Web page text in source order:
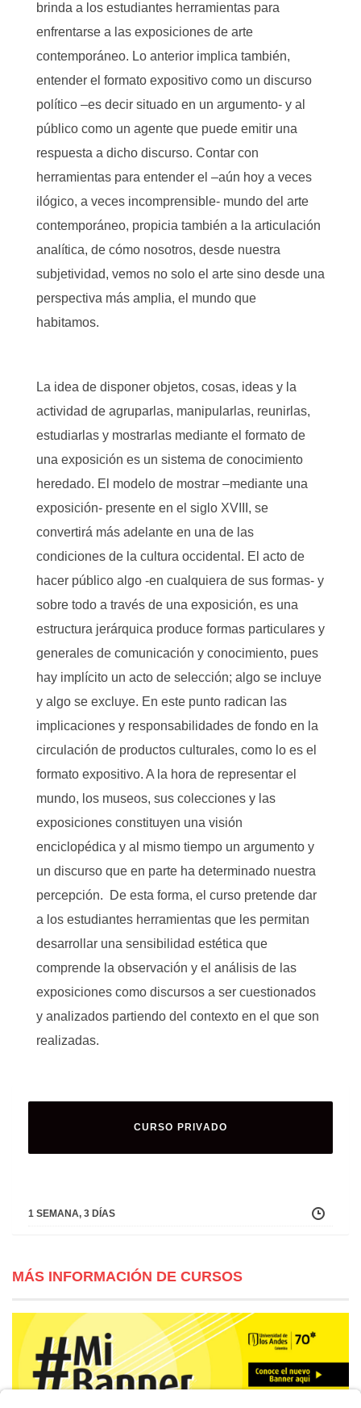
brinda a los estudiantes herramientas para
enfrentarse a las exposiciones de arte
contemporáneo. Lo anterior implica también,
entender el formato expositivo como un discurso
político –es decir situado en un argumento- y al
público como un agente que puede emitir una
respuesta a dicho discurso. Contar con
herramientas para entender el –aún hoy a veces
ilógico, a veces incomprensible- mundo del arte
contemporáneo, propicia también a la articulación
analítica, de cómo nosotros, desde nuestra
subjetividad, vemos no solo el arte sino desde una
perspectiva más amplia, el mundo que
habitamos.
La idea de disponer objetos, cosas, ideas y la
actividad de agruparlas, manipularlas, reunirlas,
estudiarlas y mostrarlas mediante el formato de
una exposición es un sistema de conocimiento
heredado. El modelo de mostrar –mediante una
exposición- presente en el siglo XVIII, se
convertirá más adelante en una de las
condiciones de la cultura occidental. El acto de
hacer público algo -en cualquiera de sus formas- y
sobre todo a través de una exposición, es una
estructura jerárquica produce formas particulares y
generales de comunicación y conocimiento, pues
hay implícito un acto de selección; algo se incluye
y algo se excluye. En este punto radican las
implicaciones y responsabilidades de fondo en la
circulación de productos culturales, como lo es el
formato expositivo. A la hora de representar el
mundo, los museos, sus colecciones y las
exposiciones constituyen una visión
enciclopédica y al mismo tiempo un argumento y
un discurso que en parte ha determinado nuestra
percepción. De esta forma, el curso pretende dar
a los estudiantes herramientas que les permitan
desarrollar una sensibilidad estética que
comprende la observación y el análisis de las
exposiciones como discursos a ser cuestionados
y analizados partiendo del contexto en el que son
realizadas.
CURSO PRIVADO
1 SEMANA, 3 DÍAS
MÁS INFORMACIÓN DE CURSOS